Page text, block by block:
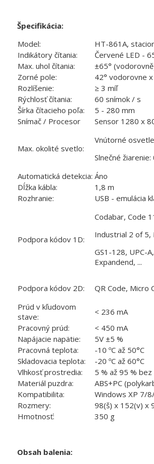
Špecifikácia:
Model:
HT-861A,
Indikátory čítania:
Červené LED -
Max. uhol čítania:
±65°
Zorné pole:
42° vodorovne
Rozlíšenie:
≥ 3 míľ
Rýchlosť čítania:
60 snímok / s
Šírka čítacieho poľa:
5 - 280 mm
Snímač / Procesor
Sensor 1280 x
Max. okolité svetlo:
Vnútorné
Slnečné
Automatická detekcia: Áno
Dĺžka kábla:
1,8 m
Rozhranie:
USB - emulácia
Podpora kódov 1D:
Codabar, Code
Industrial 2 of 5,
GS1-128, UPC-
Expandend, ...
Podpora kódov 2D:
QR Code, Micro
Prúd v kľudovom
stave:
< 236 mA
Pracovný prúd:
< 450 mA
Napájacie napätie:
5V ±5 %
Pracovná teplota:
-10 ºC až 50°C
Skladovacia teplota:
-20 ºC až 60°C
Vlhkosť prostredia:
5 % až 95 %
Materiál puzdra:
ABS+PC
Kompatibilita:
Windows XP 7/
Rozmery:
98(š) x 152(v) x
Hmotnosť:
350 g
Obsah balenia: